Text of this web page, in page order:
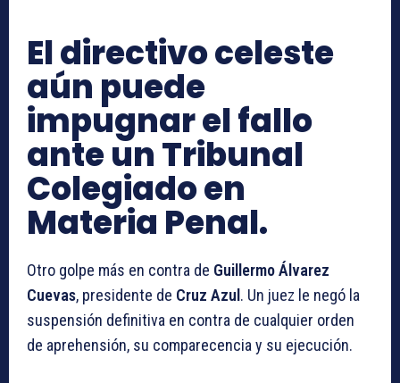
El directivo celeste
aún puede
impugnar el fallo
ante un Tribunal
Colegiado en
Materia Penal.
Otro golpe más en contra de Guillermo Álvarez
Cuevas, presidente de Cruz Azul . Un juez le negó la
suspensión definitiva en contra de cualquier orden
de aprehensión, su comparecencia y su ejecución.